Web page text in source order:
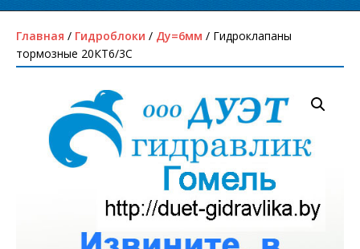
Главная / Гидроблоки / Ду=6мм / Гидроклапаны
тормозные 20КТ6/3С